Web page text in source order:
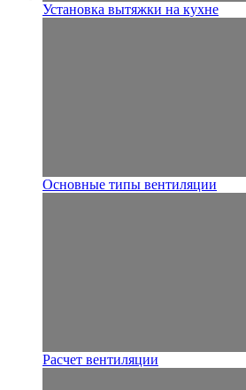
Установка вытяжки на кухне
Основные типы вентиляции
Расчет вентиляции